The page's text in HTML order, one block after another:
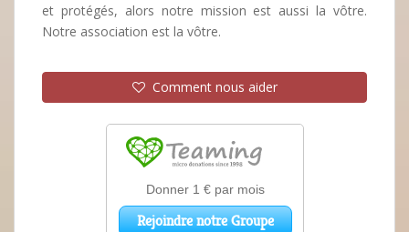
et protégés, alors notre mission est aussi la vôtre.
Notre association est la vôtre.
Comment nous aider